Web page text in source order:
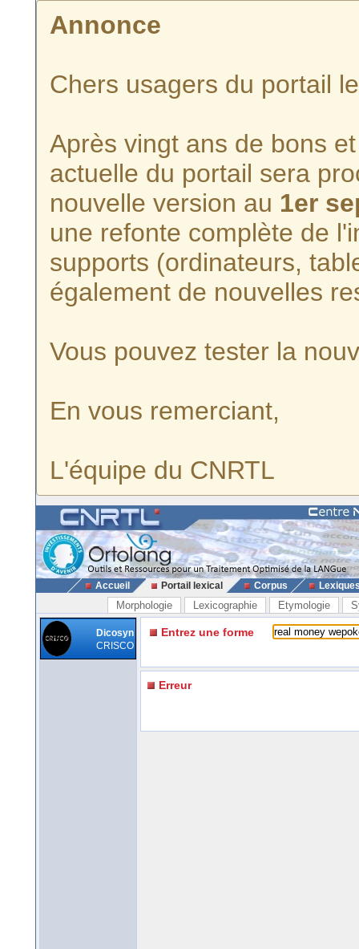
Annonce
Chers usagers du portail
Après vingt ans de bons
actuelle du portail sera
nouvelle version au 1er
une refonte complète de
supports (ordinateurs,
également de nouvelles
Vous pouvez tester la
En vous remerciant,
L'équipe du CNRTL
Accueil Portail lexical Corpus
Morphologie Lexicographie Etymologie
Dicosyn
CRISCO
Entrez une forme
Erreur